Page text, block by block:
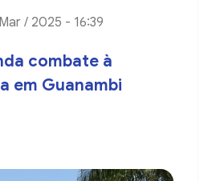
/ 2025 - 16:39
combate à
em Guanambi